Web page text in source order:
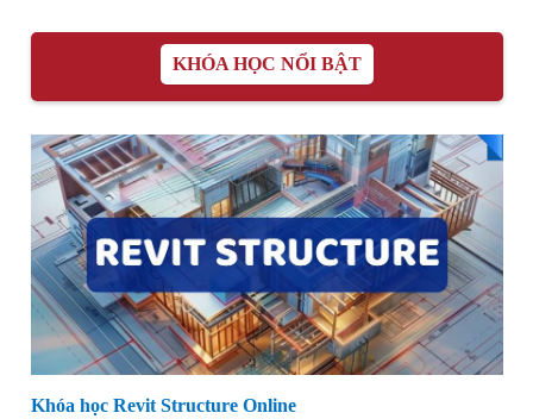
KHÓA HỌC NỔI BẬT
Khóa học Revit Structure Online